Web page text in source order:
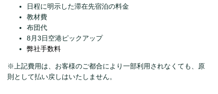
日程に明示した滞在先宿泊の料金
教材費
布団代
8月3日空港ピックアップ
弊社手数料
※上記費用は、お客様のご都合により一部利用されなくても、原
則として払い戻しはいたしません。